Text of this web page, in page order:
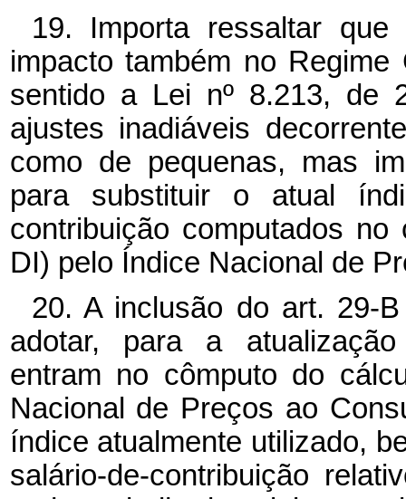
19. Importa ressaltar
impacto também no
sentido a Lei nº 8.213, de
ajustes inadiáveis
como de pequenas, mas
para substituir o atual
contribuição computados
DI) pelo Índice Nacional de
20. A inclusão do art. 29-
adotar, para a
entram no cômputo do
Nacional de Preços ao
índice atualmente utilizado,
salário-de-contribuição